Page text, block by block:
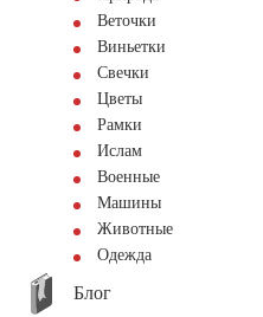
Веточки
Виньетки
Свечки
Цветы
Рамки
Ислам
Военные
Машины
Животные
Одежда
Блог